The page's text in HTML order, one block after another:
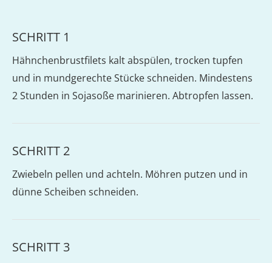
SCHRITT 1
Hähnchenbrustfilets kalt abspülen, trocken tupfen
und in mundgerechte Stücke schneiden. Mindestens
2 Stunden in Sojasoße marinieren. Abtropfen lassen.
SCHRITT 2
Zwiebeln pellen und achteln. Möhren putzen und in
dünne Scheiben schneiden.
SCHRITT 3